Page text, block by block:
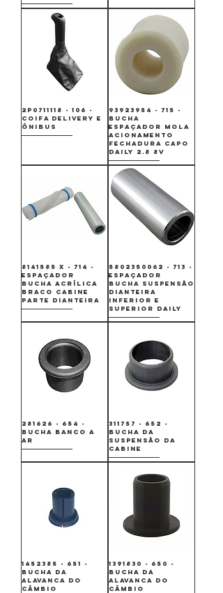
2P0711118 - 106 -
COIFA DELIVERY E
ÔNIBUS
93923954 - 715 -
BUCHA
ESPAÇADOR MOLA
ACIONAMENTO
FECHADURA CAPO
DAILY 2.8 8V
8141585 X - 714 -
ESPAÇADOR
BUCHA ACRÍLICA
BRACO CABINE
PARTE DIANTEIRA
5802350062 - 713 -
ESPAÇADOR
BUCHA SUSPENSÃO
DIANTEIRA
INFERIOR E
SUPERIOR DAILY
281626 - 654 -
BUCHA BANCO A
AR
311757 - 652 -
BUCHA DA
SUSPENSÃO DA
CABINE
1452385 - 651 -
BUCHA DA
ALAVANCA DO
CÂMBIO
1391830 - 650 -
BUCHA DA
ALAVANCA DO
CÂMBIO